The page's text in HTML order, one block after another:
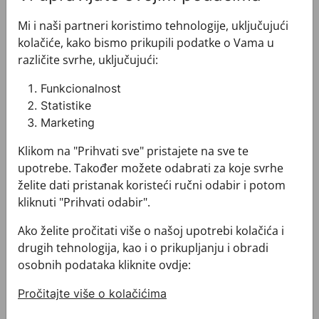
Kravata CROATA Dubrovnik
010150-000366
192,00 €
010250-000033
Kravata CROATA Dubrovnik Košulja CROATA Dubrovnik
Mi i naši partneri koristimo tehnologije, uključujući
kolačiće, kako bismo prikupili podatke o Vama u
različite svrhe, uključujući:
Funkcionalnost
Statistike
Marketing
Klikom na "Prihvati sve" pristajete na sve te
upotrebe. Također možete odabrati za koje svrhe
želite dati pristanak koristeći ručni odabir i potom
kliknuti "Prihvati odabir".
Ako želite pročitati više o našoj upotrebi kolačića i
drugih tehnologija, kao i o prikupljanju i obradi
osobnih podataka kliknite ovdje:
Pročitajte više o kolačićima